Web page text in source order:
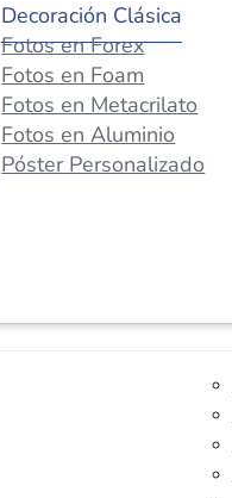
Decoración Clásica
Fotos en Forex
Fotos en Foam
Fotos en Metacrilato
Fotos en Aluminio
Póster Personalizado